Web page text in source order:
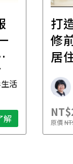
活
解
打
修
居
原價